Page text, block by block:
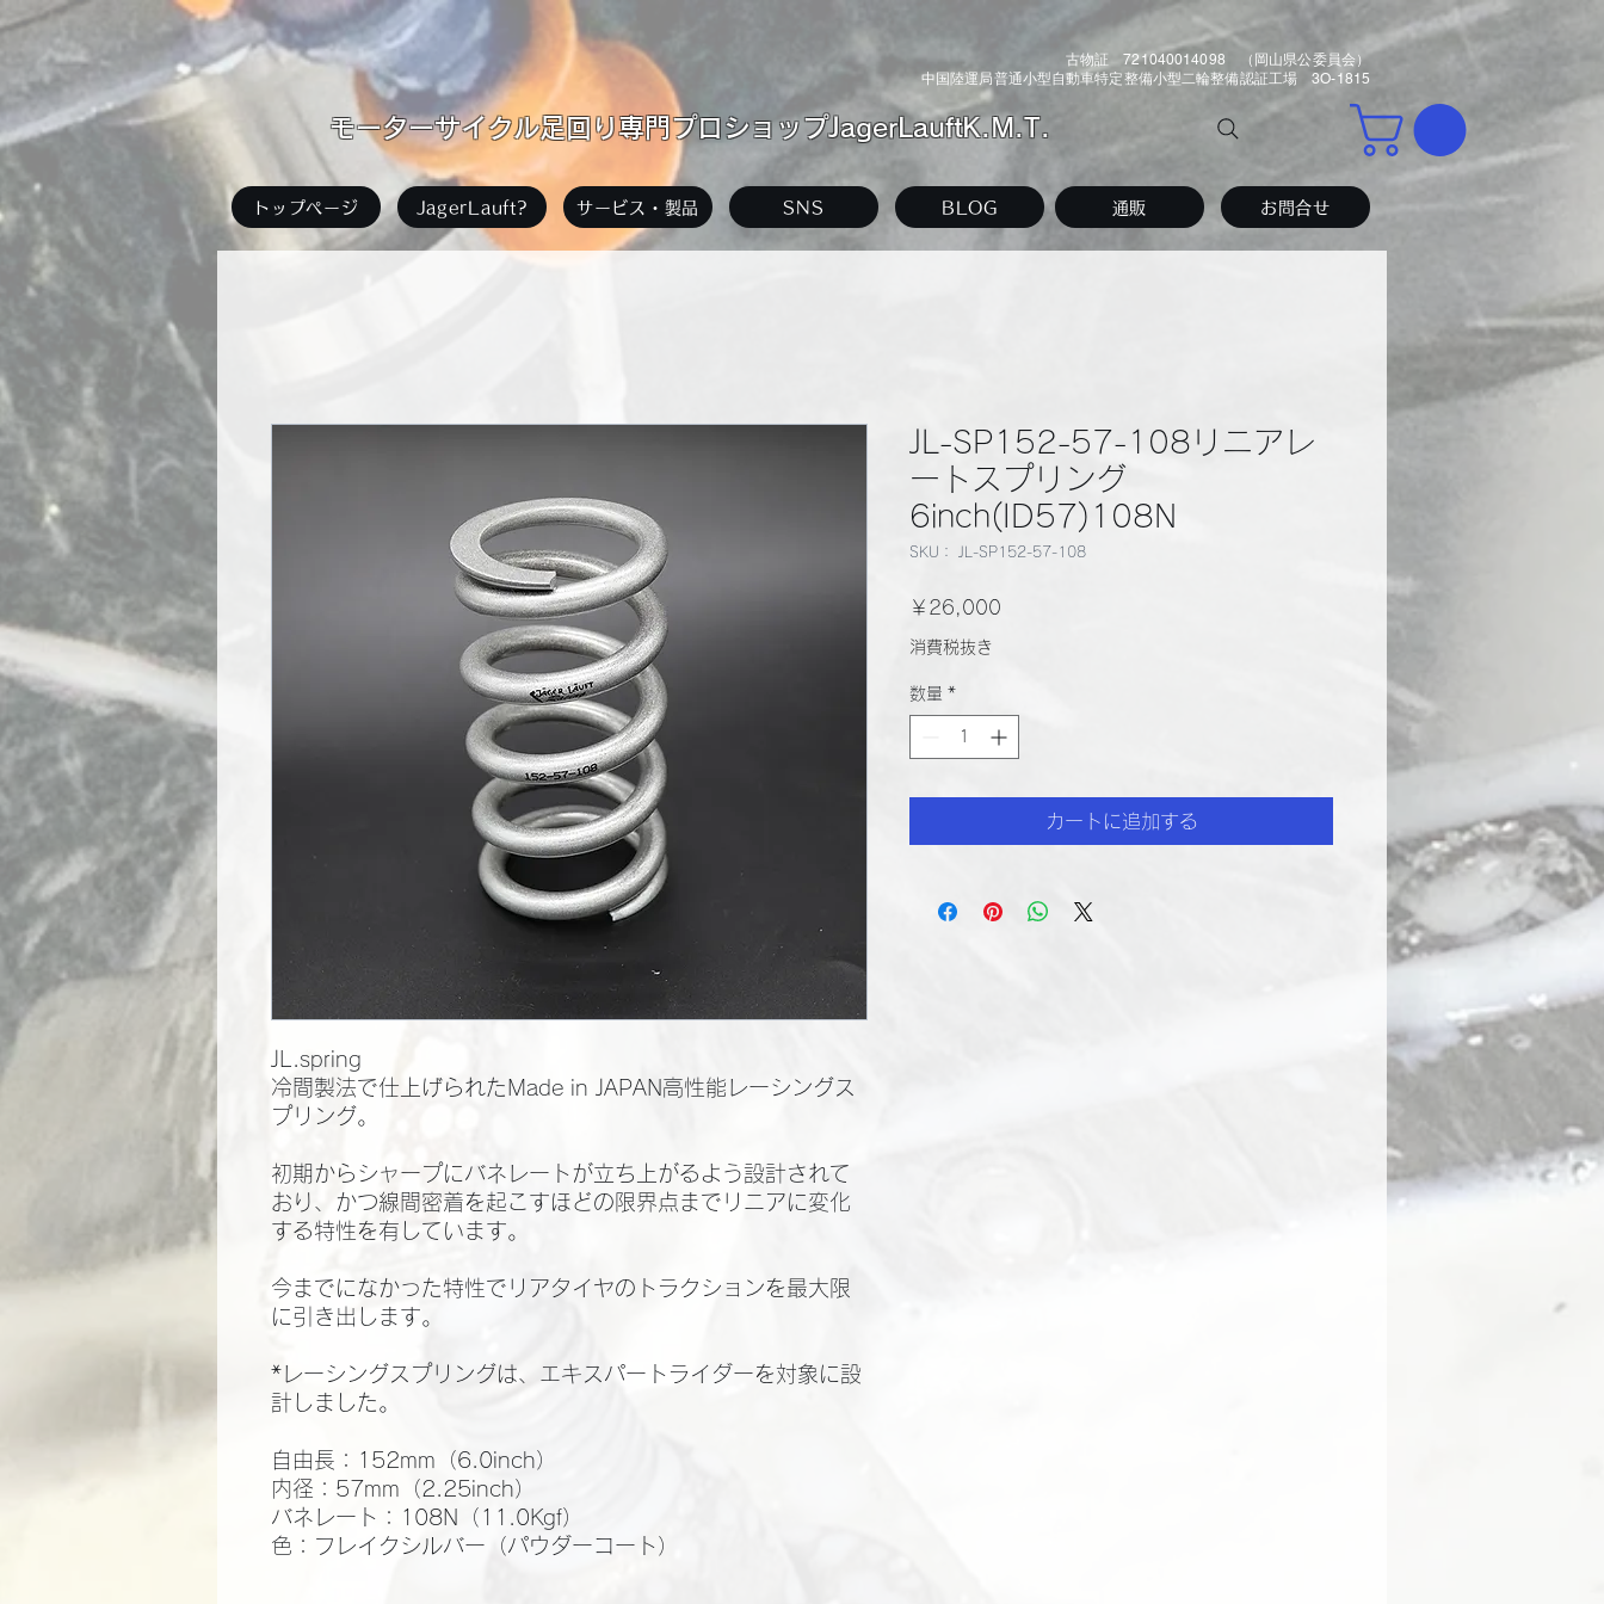
古物証 721040014098 （岡山県公委員会）
中国陸運局普通小型自動車特定整備小型二輪整備認証工場 3O-1815
​モーターサイクル足回り専門プロショップJagerLauftK.M.T.
トップページ JagerLauft? サービス・製品 SNS BLOG 通販 お問合せ
JL.spring
冷間製法で仕上げられたMade in JAPAN高性能レーシングス
プリング。
初期からシャープにバネレートが立ち上がるよう設計されて
おり、かつ線間密着を起こすほどの限界点までリニアに変化
する特性を有しています。
今までになかった特性でリアタイヤのトラクションを最大限
に引き出します。
*レーシングスプリングは、エキスパートライダーを対象に設
計しました。
自由長：152mm（6.0inch）
内径：57mm（2.25inch）
バネレート：108N（11.0Kgf）
色：フレイクシルバー（パウダーコート）
JL-SP152-57-108リニアレ
ートスプリング
6inch(ID57)108N
SKU： JL-SP152-57-108
￥26,000
消費税抜き
数量 *
カートに追加する